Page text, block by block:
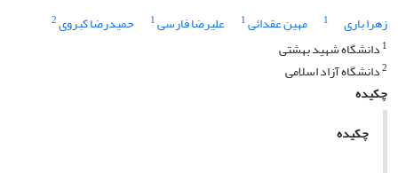
زهرا باری
1 مهین عقدائی1 علیرضا فارسی1 حمیدرضا کبروی2
1 دانشگاه شهید بهشتی
2دانشگاه آزاد اسلامی
چکیده
چکیده